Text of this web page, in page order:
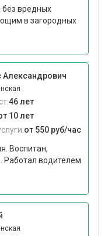
без вредных
в загородных
Александрович
46 лет
10 лет
от 550 руб/час
Воспитан,
Работал водителем